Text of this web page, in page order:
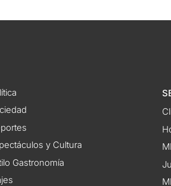
y Cultura
Gastronomía